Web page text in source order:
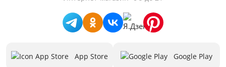
Особенности
Стиль App Store Google Play